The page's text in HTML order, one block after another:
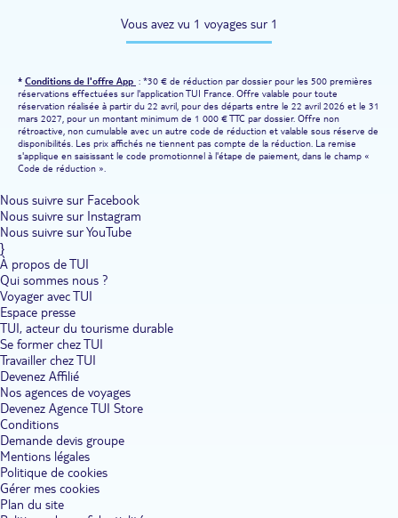
Vous avez vu 1 voyages sur 1
* Conditions de l'offre App : *30 € de réduction par dossier pour les 500 premières
réservations effectuées sur l'application TUI France. Offre valable pour toute
réservation réalisée à partir du 22 avril, pour des départs entre le 22 avril 2026 et le 31
mars 2027, pour un montant minimum de 1 000 € TTC par dossier. Offre non
rétroactive, non cumulable avec un autre code de réduction et valable sous réserve de
disponibilités. Les prix affichés ne tiennent pas compte de la réduction. La remise
s'applique en saisissant le code promotionnel à l'étape de paiement, dans le champ «
Code de réduction ».
Nous suivre sur Facebook
Nous suivre sur Instagram
Nous suivre sur YouTube
}
À propos de TUI
Qui sommes nous ?
Voyager avec TUI
Espace presse
TUI, acteur du tourisme durable
Se former chez TUI
Travailler chez TUI
Devenez Affilié
Nos agences de voyages
Devenez Agence TUI Store
Conditions
Demande devis groupe
Mentions légales
Politique de cookies
Gérer mes cookies
Plan du site